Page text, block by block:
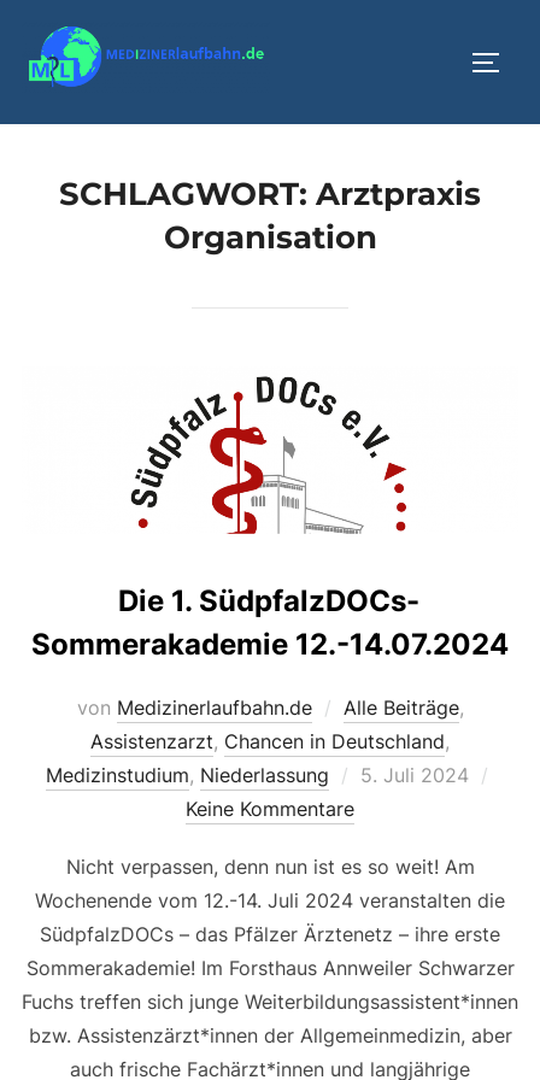
Inhalt
springen
SCHLAGWORT: Arztpraxis
Organisation
Die 1. SüdpfalzDOCs-
Sommerakademie 12.-14.07.2024
von Medizinerlaufbahn.de Alle Beiträge,
Assistenzarzt, Chancen in Deutschland,
Medizinstudium, Niederlassung
Veröffentlicht
5. Juli 2024
Keine Kommentare
Nicht verpassen, denn nun ist es so weit! Am
Wochenende vom 12.-14. Juli 2024 veranstalten die
SüdpfalzDOCs – das Pfälzer Ärztenetz – ihre erste
Sommerakademie! Im Forsthaus Annweiler Schwarzer
Fuchs treffen sich junge Weiterbildungsassistent*innen
bzw. Assistenzärzt*innen der Allgemeinmedizin, aber
auch frische Fachärzt*innen und langjährige